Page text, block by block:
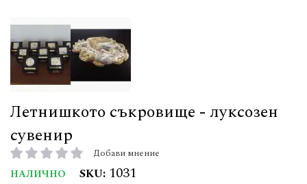
Летнишкото съкровище - луксозен
сувенир
рейтинг: Добави мнение
НАЛИЧНО SKU 1031